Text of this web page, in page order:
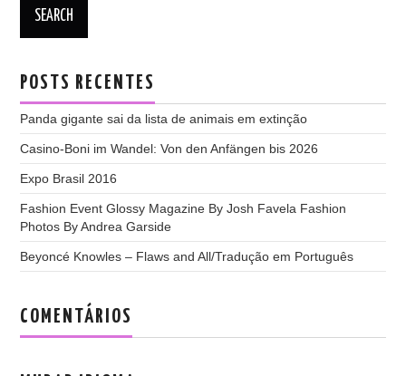
POSTS RECENTES
Panda gigante sai da lista de animais em extinção
Casino-Boni im Wandel: Von den Anfängen bis 2026
Expo Brasil 2016
Fashion Event Glossy Magazine By Josh Favela Fashion
Photos By Andrea Garside
Beyoncé Knowles – Flaws and All/Tradução em Português
COMENTÁRIOS